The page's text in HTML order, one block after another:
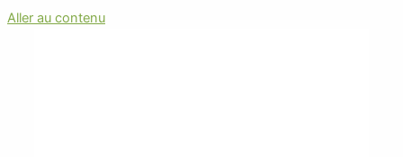
Aller au contenu